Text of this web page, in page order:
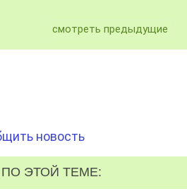
смотреть предыдущие
новость
ЭТОЙ ТЕМЕ: